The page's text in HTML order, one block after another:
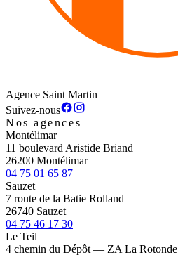
Agence Saint Martin
Suivez-nous
Nos agences
Montélimar
11 boulevard Aristide Briand
26200 Montélimar
04 75 01 65 87
Sauzet
7 route de la Batie Rolland
26740 Sauzet
04 75 46 17 30
Le Teil
4 chemin du Dépôt — ZA La Rotonde